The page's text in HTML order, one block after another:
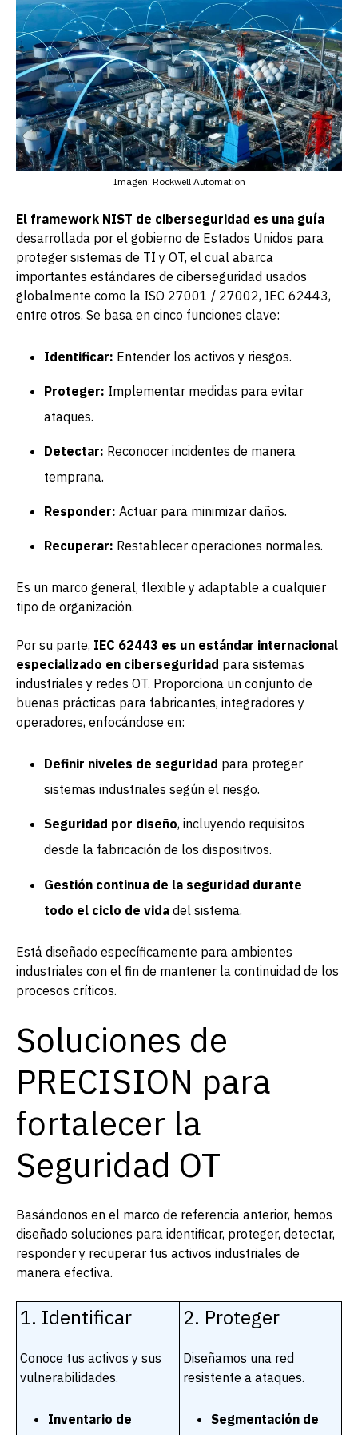
Imagen: Rockwell Automation
El framework NIST de ciberseguridad es una guía
desarrollada por el gobierno de Estados Unidos para
proteger sistemas de TI y OT, el cual abarca
importantes estándares de ciberseguridad usados
globalmente como la ISO 27001 / 27002, IEC 62443,
entre otros. Se basa en cinco funciones clave:
Identificar: Entender los activos y riesgos.
Proteger: Implementar medidas para evitar
ataques.
Detectar: Reconocer incidentes de manera
temprana.
Responder: Actuar para minimizar daños.
Recuperar: Restablecer operaciones normales.
Es un marco general, flexible y adaptable a cualquier
tipo de organización.
Por su parte, IEC 62443 es un estándar internacional
especializado en ciberseguridad para sistemas
industriales y redes OT. Proporciona un conjunto de
buenas prácticas para fabricantes, integradores y
operadores, enfocándose en:
Definir niveles de seguridad para proteger
sistemas industriales según el riesgo.
Seguridad por diseño, incluyendo requisitos
desde la fabricación de los dispositivos.
Gestión continua de la seguridad durante
todo el ciclo de vida del sistema.
Está diseñado específicamente para ambientes
industriales con el fin de mantener la continuidad de los
procesos críticos.
Soluciones de
PRECISION para
fortalecer la
Seguridad OT
Basándonos en el marco de referencia anterior, hemos
diseñado soluciones para identificar, proteger, detectar,
responder y recuperar tus activos industriales de
manera efectiva.
1. Identificar
Conoce tus activos y sus
vulnerabilidades.
Inventario de
2. Proteger
Diseñamos una red
resistente a ataques.
Segmentación de